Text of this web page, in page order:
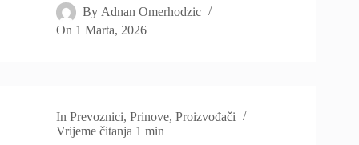
By Adnan Omerhodzic
On 1 Marta, 2026
In Prevoznici,Prinove,Proizvođači
Vrijeme čitanja 1 min